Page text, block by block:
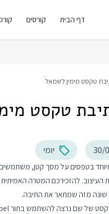
דף הבית קורסים
טקסט מימין לשמאל
טקסט
30/ יומי
מזה שמתאר את התיבה.